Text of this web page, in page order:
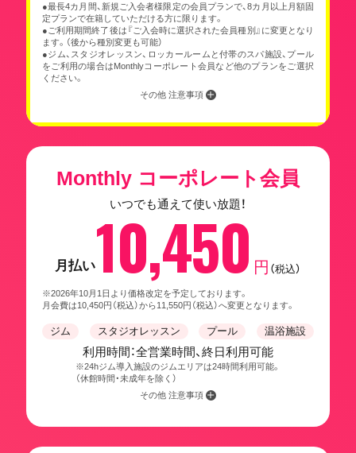
●最長4カ月間、新規ご入会者様限定の会員プランで、8カ月以上月額固
定プランで在籍していただける方に限ります。
●ご利用期間終了後は『ご入会時に選択された会員種別』に変更となり
ます。（後から種別変更も可能）
●ジム、スタジオレッスン、ロッカールームと付帯のスパ施設、プール
をご利用の場合はMonthlyコーポレート会員など他のプランをご選択
ください。
その他 注意事項
Monthly コーポレート会員
いつでも通えて使い放題！
月払い10,450 円 （税込）
※2026年10月1日より価格改定を予定しております。
月会費は10,450円（税込）から11,550円（税込）へ変更となります。
ジム スタジオレッスン プール 温浴施設
利用時間：全営業時間、終日利用可能
※24hジム導入施設のジムエリアは24時間利用可能。
（休館時間・未成年を除く）
その他 注意事項